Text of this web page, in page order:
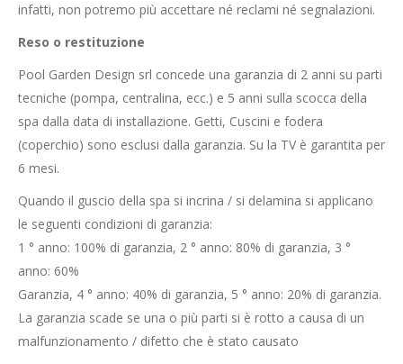
infatti, non potremo più accettare né reclami né segnalazioni.
Reso o restituzione
Pool Garden Design srl concede una garanzia di 2 anni su parti
tecniche (pompa, centralina, ecc.) e 5 anni sulla scocca della
spa dalla data di installazione. Getti, Cuscini e fodera
(coperchio) sono esclusi dalla garanzia. Su la TV è garantita per
6 mesi.
Quando il guscio della spa si incrina / si delamina si applicano
le seguenti condizioni di garanzia:
1 ° anno: 100% di garanzia, 2 ° anno: 80% di garanzia, 3 °
anno: 60%
Garanzia, 4 ° anno: 40% di garanzia, 5 ° anno: 20% di garanzia.
La garanzia scade se una o più parti si è rotto a causa di un
malfunzionamento / difetto che è stato causato